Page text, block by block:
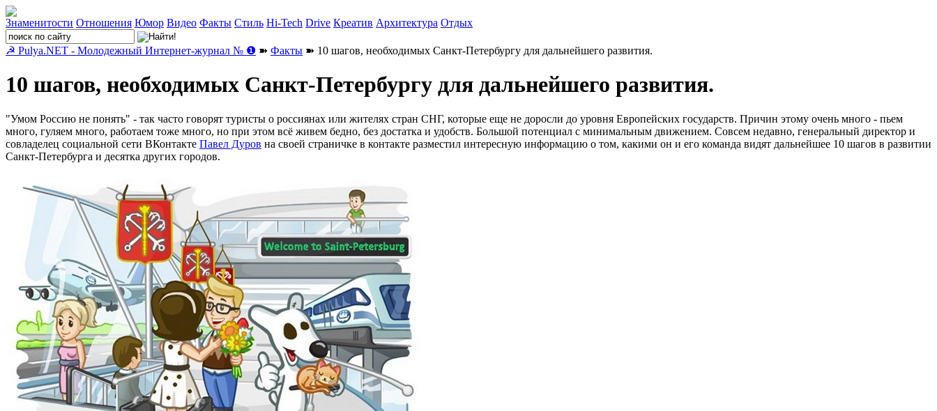
Знаменитости Отношения Юмор Видео Факты Стиль Hi-Tech Drive Креатив Архитектура Отдых
☭ Pulya.NET - Молодежный Интернет-журнал № ❶ ➽ Факты ➽ 10 шагов, необходимых Санкт-Петербургу для дальнейшего развития.
10 шагов, необходимых Санкт-Петербургу для дальнейшего развития.
"Умом Россию не понять" - так часто говорят туристы о россиянах или жителях стран СНГ, которые еще не доросли до уровня Европейских государств. Причин этому очень много - пьем
много, гуляем много, работаем тоже много, но при этом всё живем бедно, без достатка и удобств. Большой потенциал с минимальным движением. Совсем недавно, генеральный директор и
совладелец социальной сети ВКонтакте Павел Дуров на своей страничке в контакте разместил интересную информацию о том, какими он и его команда видят дальнейшее 10 шагов в развитии
Санкт-Петербурга и десятка других городов.